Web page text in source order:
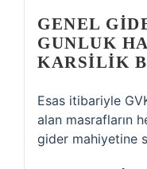
GENEL
GUNLUK
KARSILIK
Esas itibariyle
alan masrafların
gider mahiyetine